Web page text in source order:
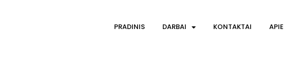
PRADINIS DARBAI KONTAKTAI APIE